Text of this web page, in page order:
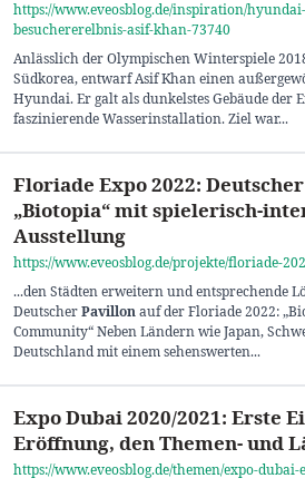
https://www.eveosblog.de/inspiration/
besuchererelbnis-asif-khan-73740
Anlässlich der Olympischen Winterspiele
Südkorea, entwarf Asif Khan einen
Hyundai. Er galt als dunkelstes Gebäude der
faszinierende Wasserinstallation. Ziel war...
Floriade Expo 2022:
„Biotopia“ mit spielerisch-
Ausstellung
https://www.eveosblog.de/projekte/floriade-
...den Städten erweitern und entsprechende
DeutscherPavillonauf der Floriade 2022:
Community“ Neben Ländern wie Japan,
Deutschland mit einem sehenswerten...
Expo Dubai 2020/2021: Erste
Eröffnung, den Themen- und
https://www.eveosblog.de/themen/expo-